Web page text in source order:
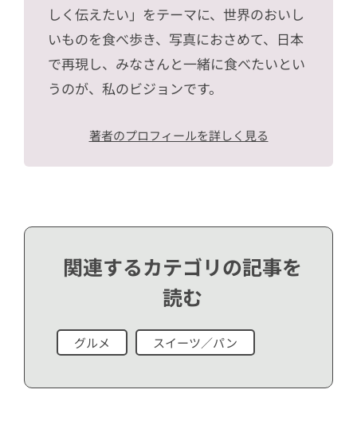
しく伝えたい」をテーマに、世界のおいし
いものを食べ歩き、写真におさめて、日本
で再現し、みなさんと一緒に食べたいとい
うのが、私のビジョンです。
著者のプロフィールを詳しく見る
関連するカテゴリの記事を
読む
グルメ スイーツ／パン